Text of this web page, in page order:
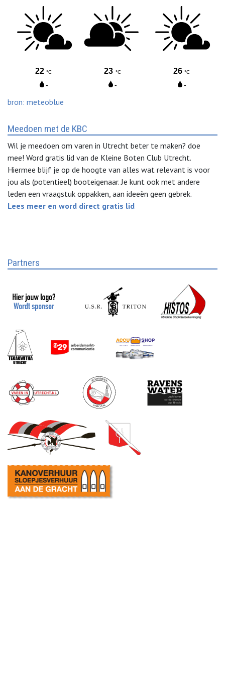
bron: meteoblue
Meedoen met de KBC
Wil je meedoen om varen in Utrecht beter te maken? doe
mee! Word gratis lid van de Kleine Boten Club Utrecht.
Hiermee blijf je op de hoogte van alles wat relevant is voor
jou als (potentieel) booteigenaar. Je kunt ook met andere
leden een vraagstuk oppakken, aan ideeën geen gebrek.
Lees meer en word direct gratis lid
Partners